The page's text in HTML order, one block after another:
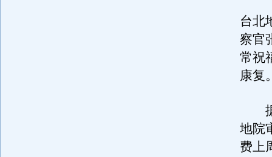
台北
察官
常祝
康复
据
地院
费上